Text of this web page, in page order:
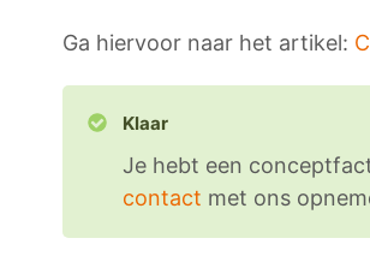
Ga hiervoor naar het artikel:
Klaar
Je hebt een
contact met ons